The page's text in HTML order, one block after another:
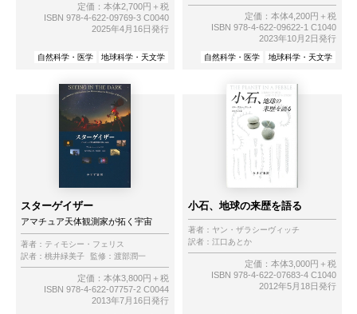
定価：本体2,700円＋税
ISBN 978-4-622-09769-3 C0040
2025年4月16日発行
自然科学・医学 地球科学・天文学
定価：本体4,200円＋税
ISBN 978-4-622-09622-1 C1040
2023年10月2日発行
自然科学・医学 地球科学・天文学
スターゲイザー
アマチュア天体観測家が拓く宇宙
著者： ティモシー・フェリス
訳者： 桃井緑美子 監修： 渡部潤一
定価：本体3,800円＋税
ISBN 978-4-622-07757-2 C0044
2013年7月16日発行
小石、地球の来歴を語る
著者： ヤン・ザラシーヴィッチ
訳者： 江口あとか
定価：本体3,000円＋税
ISBN 978-4-622-07683-4 C1040
2012年5月18日発行